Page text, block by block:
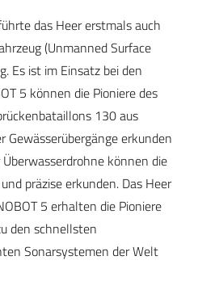
das Heer erstmals auch
(Unmanned Surface
Es ist im Einsatz bei den
5 können die Pioniere des
130 aus
erkunden
können die
präzise erkunden. Das Heer
5 erhalten die Pioniere
den schnellsten
Sonarsystemen der Welt